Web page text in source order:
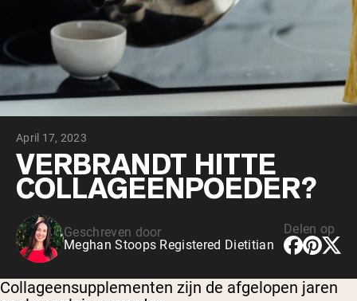
Erwteneiwit
Grasgevoerd Wei Eiwit Poeder
Collageenpeptiden
Chocolade Grasgevoerde Wei
Vanille grasgevoerde wei
Shop All Protein Powders
VEGAN PROTEIN
Erwteneiwit
Shop All Vegan Protein
April 17, 2023
VERBRANDT HITTE
COLLAGEENPOEDER?
Geschreven door
Meghan Stoops Registered Dietitian
Delen op
Collageensupplementen zijn de afgelopen jaren